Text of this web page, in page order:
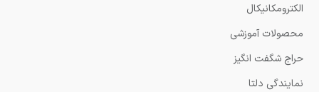
الکترومکانیکال
محصولات آموزشی
حراج شگفت انگیز
نمایندگی دلتا